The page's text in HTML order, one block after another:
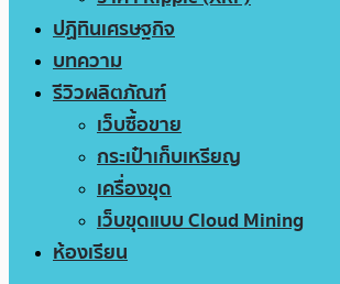
ปฏิทินเศรษฐกิจ
บทความ
รีวิวผลิตภัณฑ์
เว็บซื้อขาย
กระเป๋าเก็บเหรียญ
เครื่องขุด
เว็บขุดแบบ Cloud Mining
ห้องเรียน